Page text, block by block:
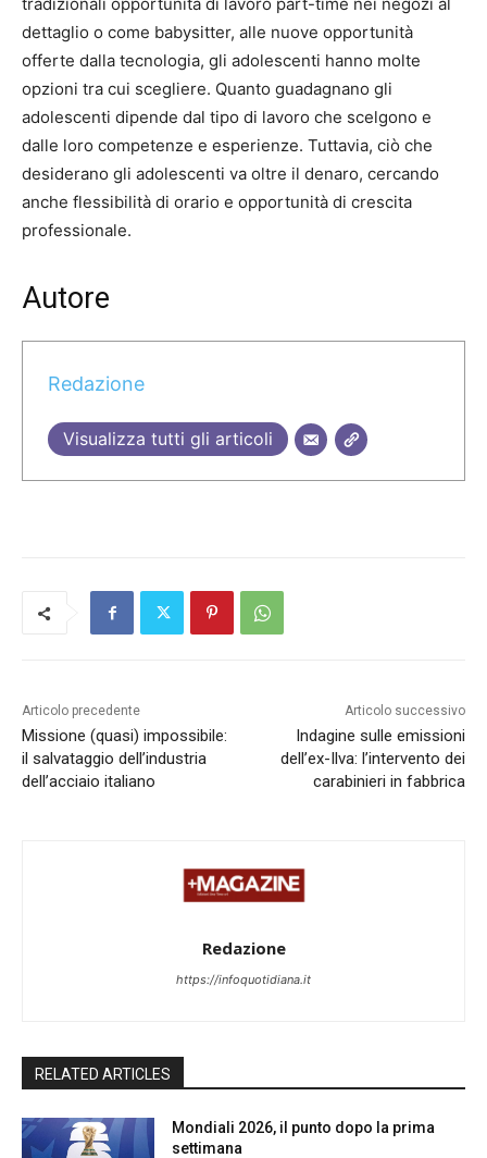
dettaglio o come babysitter, alle nuove opportunità
offerte dalla tecnologia, gli adolescenti hanno molte
opzioni tra cui scegliere. Quanto guadagnano gli
adolescenti dipende dal tipo di lavoro che scelgono e
dalle loro competenze e esperienze. Tuttavia, ciò che
desiderano gli adolescenti va oltre il denaro, cercando
anche flessibilità di orario e opportunità di crescita
professionale.
Autore
Redazione
Visualizza tutti gli articoli
Articolo precedente
Missione (quasi) impossibile:
il salvataggio dell’industria
dell’acciaio italiano
Articolo successivo
Indagine sulle emissioni
dell’ex-Ilva: l’intervento dei
carabinieri in fabbrica
Redazione
https://infoquotidiana.it
RELATED ARTICLES
Mondiali 2026, il punto dopo la prima
settimana